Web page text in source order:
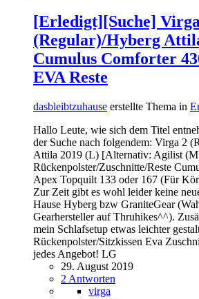
[Erledigt][Suche]
(Regular)/Hyberg
Cumulus Comforter
EVA Reste
dasbleibtzuhause erstellte Thema in
Hallo Leute, wie sich dem Titel
der Suche nach folgendem: Virga 2
Attila 2019 (L) [Alternativ: Agilist
Rückenpolster/Zuschnitte/Reste
Apex Topquilt 133 oder 167 (Für
Zur Zeit gibt es wohl leider keine
Hause Hyberg bzw GraniteGear
Gearhersteller auf Thruhikes^^).
mein Schlafsetup etwas leichter
Rückenpolster/Sitzkissen Eva
jedes Angebot! LG
29. August 2019
2 Antworten
virga